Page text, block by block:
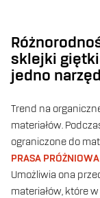
sklejki
jedno
Trend na
materiałów.
ograniczone do
PRASA PRÓŻNIOWA
Umożliwia ona
materiałów, które